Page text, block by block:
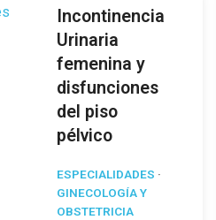
Incontinencia
Urinaria
femenina y
disfunciones
del piso
pélvico
ESPECIALIDADES ·
GINECOLOGÍA Y
OBSTETRICIA